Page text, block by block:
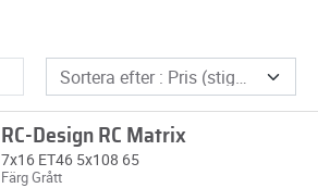
RC-Design RC Matrix
7x16 ET46 5x108 65
Färg Grått